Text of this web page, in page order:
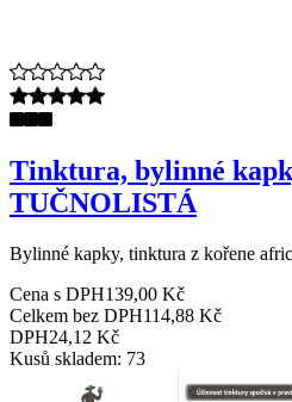
Tinktura, bylinné
TUČNOLISTÁ
Bylinné kapky, tinktura z kořene
Cena s DPH139,00 Kč
Celkem bez DPH114,88 Kč
DPH24,12 Kč
Kusů skladem: 73